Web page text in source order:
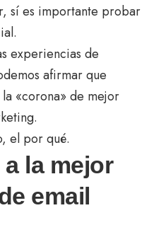
sí es importante probar
experiencias de
afirmar que
«corona» de mejor
el por qué.
la mejor
email